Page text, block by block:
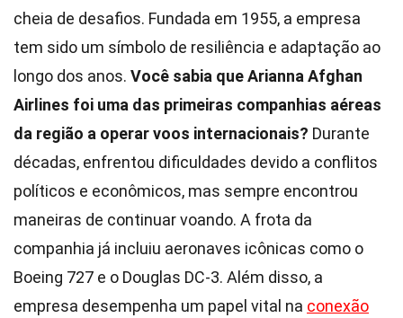
cheia de desafios. Fundada em 1955, a empresa
tem sido um símbolo de resiliência e adaptação ao
longo dos anos. Você sabia que Arianna Afghan
Airlines foi uma das primeiras companhias aéreas
da região a operar voos internacionais? Durante
décadas, enfrentou dificuldades devido a conflitos
políticos e econômicos, mas sempre encontrou
maneiras de continuar voando. A frota da
companhia já incluiu aeronaves icônicas como o
Boeing 727 e o Douglas DC-3. Além disso, a
empresa desempenha um papel vital na conexão